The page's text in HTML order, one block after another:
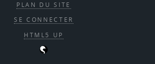
PLAN DU SITE
SE CONNECTER
HTML5 UP